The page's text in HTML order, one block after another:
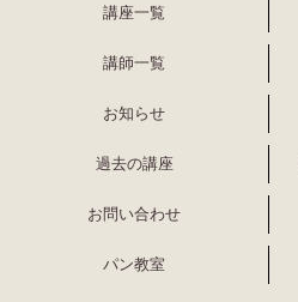
講座一覧
講師一覧
お知らせ
過去の講座
お問い合わせ
パン教室